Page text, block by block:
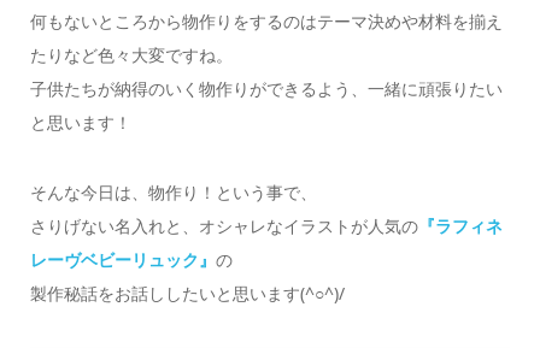
何もないところから物作りをするのはテーマ決めや材料を揃え
たりなど色々大変ですね。
子供たちが納得のいく物作りができるよう、一緒に頑張りたい
と思います！
そんな今日は、物作り！という事で、
さりげない名入れと、オシャレなイラストが人気の『ラフィネ
レーヴベビーリュック』 の
製作秘話をお話ししたいと思います(^○^)/